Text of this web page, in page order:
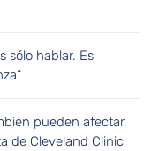
sólo hablar. Es
pueden afectar
de Cleveland Clinic